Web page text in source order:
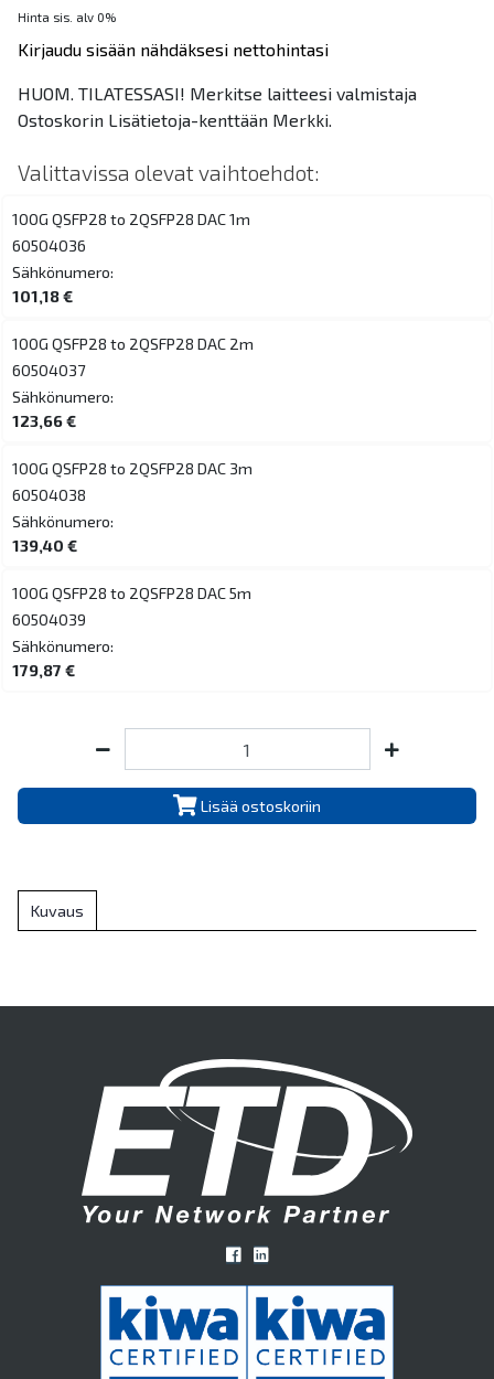
Hinta sis. alv 0%
Kirjaudu sisään nähdäksesi nettohintasi
HUOM. TILATESSASI! Merkitse laitteesi valmistaja
Ostoskorin Lisätietoja-kenttään Merkki.
Valittavissa olevat vaihtoehdot:
100G QSFP28 to 2QSFP28 DAC 1m
60504036
Sähkönumero:
101,18 €
100G QSFP28 to 2QSFP28 DAC 2m
60504037
Sähkönumero:
123,66 €
100G QSFP28 to 2QSFP28 DAC 3m
60504038
Sähkönumero:
139,40 €
100G QSFP28 to 2QSFP28 DAC 5m
60504039
Sähkönumero:
179,87 €
Lisää ostoskoriin
Kuvaus